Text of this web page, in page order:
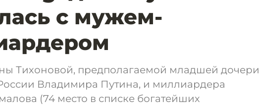
с мужем-
Тихоновой, предполагаемой младшей дочери
Владимира Путина, и миллиардера
(74 место в списке богатейших